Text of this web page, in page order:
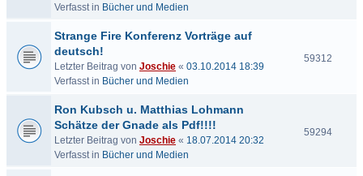
Verfasst in Bücher und Medien
Strange Fire Konferenz Vorträge auf
deutsch!
Letzter Beitrag von Joschie « 03.10.2014 18:39
Verfasst in Bücher und Medien
59312
Ron Kubsch u. Matthias Lohmann
Schätze der Gnade als Pdf!!!!
Letzter Beitrag von Joschie « 18.07.2014 20:32
Verfasst in Bücher und Medien
59294